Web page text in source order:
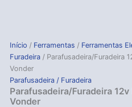
Início / Ferramentas / Ferramentas
Furadeira / Parafusadeira/Furadeira
Vonder
Parafusadeira / Furadeira
Parafusadeira/Furadeira
Vonder